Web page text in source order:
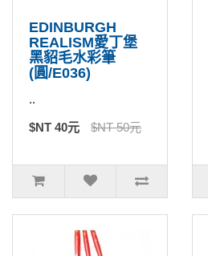
EDINBURGH
REALISM愛丁堡
黑貂毛水彩筆
(圓/E036)
..
$NT 40元 $NT 50元